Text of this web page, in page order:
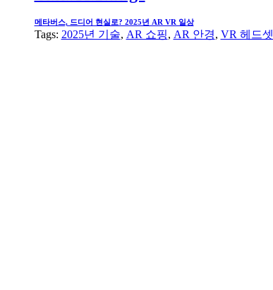
메타버스, 드디어 현실로? 2025년 AR VR 일상
Tags: 2025년 기술, AR 쇼핑, AR 안경, VR 헤드셋